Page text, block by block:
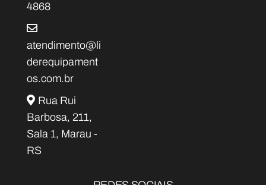
4868
atendimento@li
derequipament
os.com.br
Rua Rui
Barbosa, 211,
Sala 1, Marau -
RS